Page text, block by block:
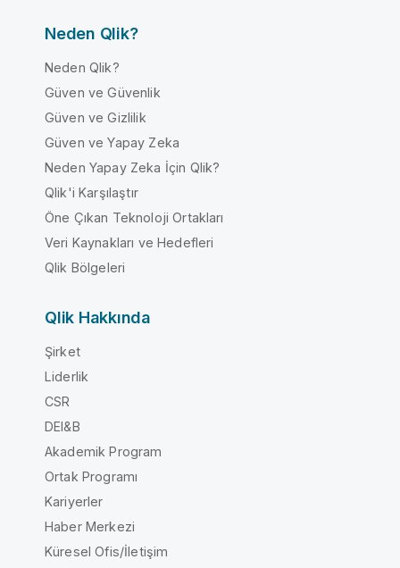
Neden Qlik?
Neden Qlik?
Güven ve Güvenlik
Güven ve Gizlilik
Güven ve Yapay Zeka
Neden Yapay Zeka İçin Qlik?
Qlik'i Karşılaştır
Öne Çıkan Teknoloji Ortakları
Veri Kaynakları ve Hedefleri
Qlik Bölgeleri
Qlik Hakkında
Şirket
Liderlik
CSR
DEI&B
Akademik Program
Ortak Programı
Kariyerler
Haber Merkezi
Küresel Ofis/İletişim